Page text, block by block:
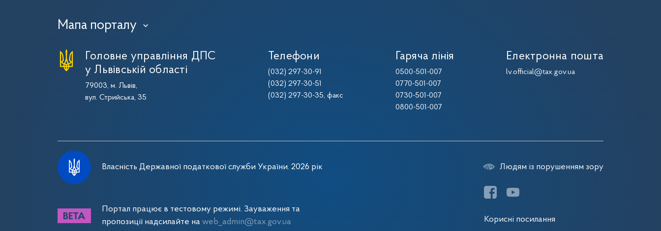
Мапа порталу ›
Головне управління ДПС
у Львівській області
79003, м. Львів,
вул. Стрийська, 35
Телефони
(032) 297-30-91
(032) 297-30-51
(032) 297-30-35, факс
Гаряча лінія
0500-501-007
0770-501-007
0730-501-007
0800-501-007
Електронна пошта
lv.official@tax.gov.ua
Власність Державної податкової служби України. 2026 рік
Портал працює в тестовому режимі. Зауваження та
пропозиції надсилайте на web_admin@tax.gov.ua
Людям із порушенням зору
Корисні посилання